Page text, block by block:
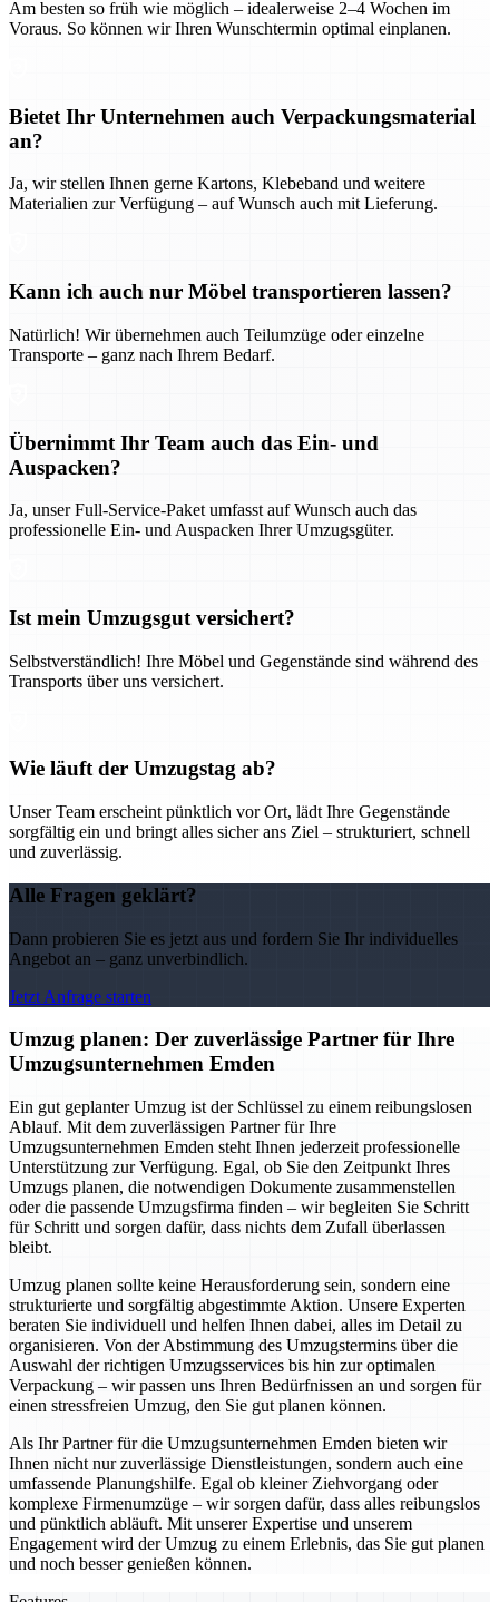
Am besten so früh wie möglich – idealerweise 2–4 Wochen im
Voraus. So können wir Ihren Wunschtermin optimal einplanen.
Bietet Ihr Unternehmen auch Verpackungsmaterial
an?
Ja, wir stellen Ihnen gerne Kartons, Klebeband und weitere
Materialien zur Verfügung – auf Wunsch auch mit Lieferung.
Kann ich auch nur Möbel transportieren lassen?
Natürlich! Wir übernehmen auch Teilumzüge oder einzelne
Transporte – ganz nach Ihrem Bedarf.
Übernimmt Ihr Team auch das Ein- und
Auspacken?
Ja, unser Full-Service-Paket umfasst auf Wunsch auch das
professionelle Ein- und Auspacken Ihrer Umzugsgüter.
Ist mein Umzugsgut versichert?
Selbstverständlich! Ihre Möbel und Gegenstände sind während des
Transports über uns versichert.
Wie läuft der Umzugstag ab?
Unser Team erscheint pünktlich vor Ort, lädt Ihre Gegenstände
sorgfältig ein und bringt alles sicher ans Ziel – strukturiert, schnell
und zuverlässig.
Alle Fragen geklärt?
Dann probieren Sie es jetzt aus und fordern Sie Ihr individuelles
Angebot an – ganz unverbindlich.
Jetzt Anfrage starten
Umzug planen: Der zuverlässige Partner für Ihre
Umzugsunternehmen Emden
Ein gut geplanter Umzug ist der Schlüssel zu einem reibungslosen
Ablauf. Mit dem zuverlässigen Partner für Ihre
Umzugsunternehmen Emden steht Ihnen jederzeit professionelle
Unterstützung zur Verfügung. Egal, ob Sie den Zeitpunkt Ihres
Umzugs planen, die notwendigen Dokumente zusammenstellen
oder die passende Umzugsfirma finden – wir begleiten Sie Schritt
für Schritt und sorgen dafür, dass nichts dem Zufall überlassen
bleibt.
Umzug planen sollte keine Herausforderung sein, sondern eine
strukturierte und sorgfältig abgestimmte Aktion. Unsere Experten
beraten Sie individuell und helfen Ihnen dabei, alles im Detail zu
organisieren. Von der Abstimmung des Umzugstermins über die
Auswahl der richtigen Umzugsservices bis hin zur optimalen
Verpackung – wir passen uns Ihren Bedürfnissen an und sorgen für
einen stressfreien Umzug, den Sie gut planen können.
Als Ihr Partner für die Umzugsunternehmen Emden bieten wir
Ihnen nicht nur zuverlässige Dienstleistungen, sondern auch eine
umfassende Planungshilfe. Egal ob kleiner Ziehvorgang oder
komplexe Firmenumzüge – wir sorgen dafür, dass alles reibungslos
und pünktlich abläuft. Mit unserer Expertise und unserem
Engagement wird der Umzug zu einem Erlebnis, das Sie gut planen
und noch besser genießen können.